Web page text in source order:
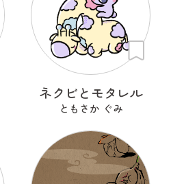
ネクビとモタレル
ともさか ぐみ